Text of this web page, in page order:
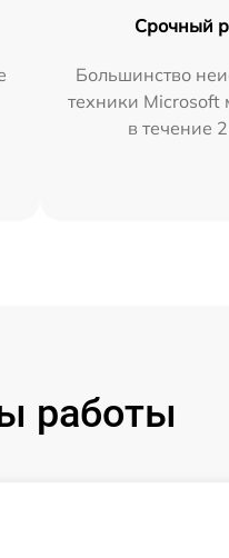
Срочный
Большинство
техники Microsoft
в течение
работы